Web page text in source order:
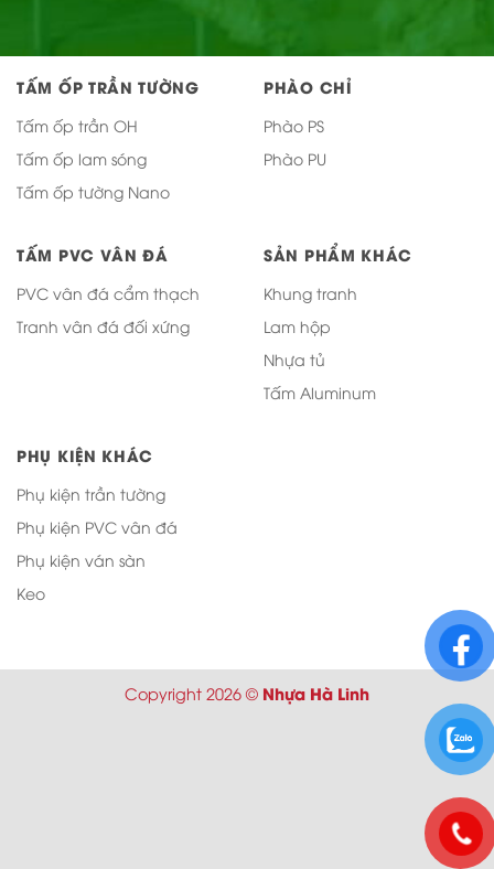
TẤM ỐP TRẦN TƯỜNG
Tấm ốp trần OH
Tấm ốp lam sóng
Tấm ốp tường Nano
PHÀO CHỈ
Phào PS
Phào PU
TẤM PVC VÂN ĐÁ
PVC vân đá cẩm thạch
Tranh vân đá đối xứng
SẢN PHẨM KHÁC
Khung tranh
Lam hộp
Nhựa tủ
Tấm Aluminum
PHỤ KIỆN KHÁC
Phụ kiện trần tường
Phụ kiện PVC vân đá
Phụ kiện ván sàn
Keo
Copyright 2026 © Nhựa Hà Linh